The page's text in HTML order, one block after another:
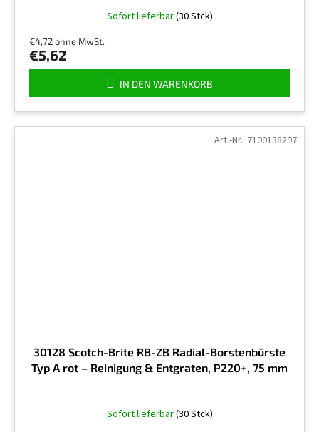
Sofort lieferbar(30 Stck)
€4,72 ohne MwSt.
€5,62
IN DEN WARENKORB
30128 Scotch-Brite RB-ZB Radial-Borstenbürste
Typ A rot – Reinigung & Entgraten, P220+, 75 mm
Sofort lieferbar(30 Stck)
Art.-Nr.: 7100138297